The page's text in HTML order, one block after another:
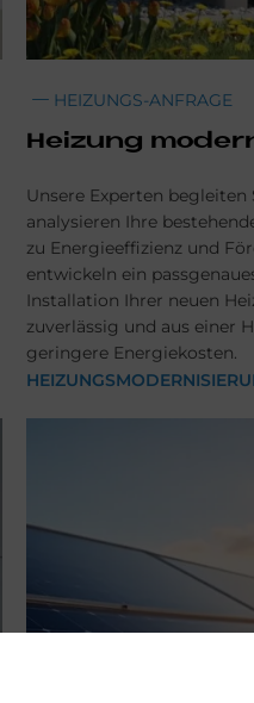
HEIZUNGS-ANFRAGE
Hei­zung
Unsere Experten
analysieren Ihre
zu Energieeffizienz und
entwickeln ein
Installation Ihrer neuen
zuverlässig und aus einer
geringere Energiekosten.